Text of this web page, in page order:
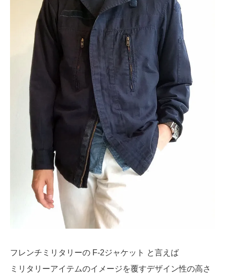
フレンチミリタリーの F-2ジャケット と言えば
ミリタリーアイテムのイメージを覆すデザイン性の高さ